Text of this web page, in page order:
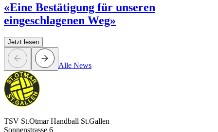
«Eine Bestätigung für unseren
eingeschlagenen Weg»
Jetzt lesen
Alle News
TSV St.Otmar Handball St.Gallen
Sonnenstrasse 6